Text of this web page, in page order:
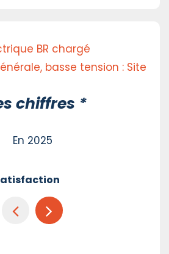
BR chargé
basse tension : Site
chiffres *
En 2025